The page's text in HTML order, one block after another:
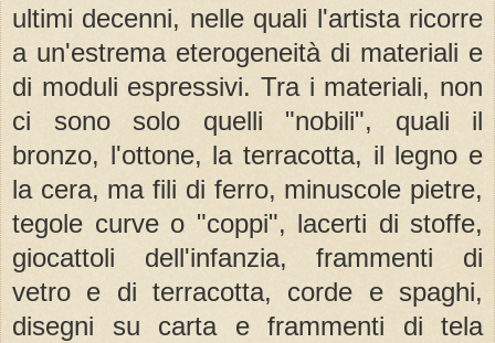
ultimi decenni, nelle quali l'artista ricorre
a un'estrema eterogeneità di materiali e
di moduli espressivi. Tra i materiali, non
ci sono solo quelli "nobili", quali il
bronzo, l'ottone, la terracotta, il legno e
la cera, ma fili di ferro, minuscole pietre,
tegole curve o "coppi", lacerti di stoffe,
giocattoli dell'infanzia, frammenti di
vetro e di terracotta, corde e spaghi,
disegni su carta e frammenti di tela